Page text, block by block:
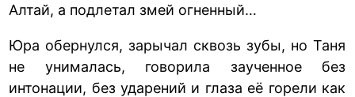
Алтай, а подлетал змей огненный…
Юра обернулся, зарычал сквозь зубы, но Таня
не унималась, говорила заученное без
интонации, без ударений и глаза её горели как